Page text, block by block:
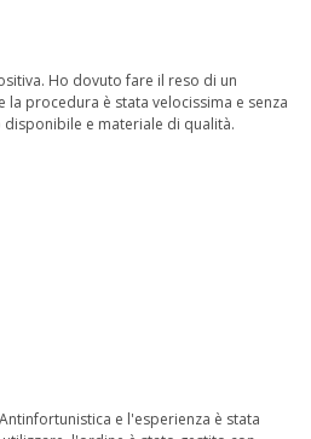
Ho dovuto fare il reso di un
procedura è stata velocissima e senza
e materiale di qualità.
e l'esperienza è stata